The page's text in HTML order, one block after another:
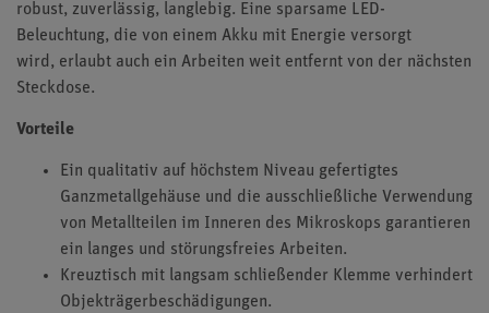
robust, zuverlässig, langlebig. Eine sparsame LED-
Beleuchtung, die von einem Akku mit Energie versorgt
wird, erlaubt auch ein Arbeiten weit entfernt von der nächsten
Steckdose.
Vorteile
Ein qualitativ auf höchstem Niveau gefertigtes
Ganzmetallgehäuse und die ausschließliche Verwendung
von Metallteilen im Inneren des Mikroskops garantieren
ein langes und störungsfreies Arbeiten.
Kreuztisch mit langsam schließender Klemme verhindert
Objekträgerbeschädigungen.